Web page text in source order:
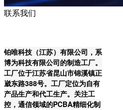
联系我们
铂唯科技（江苏）有限公司，系
博为科技有限公司的制造工厂。
工厂位于江苏省昆山市锦溪镇正
崴东路388号。工厂定位为自有
产品生产和代工生产。关注工
控，通信领域的PCBA精细化制